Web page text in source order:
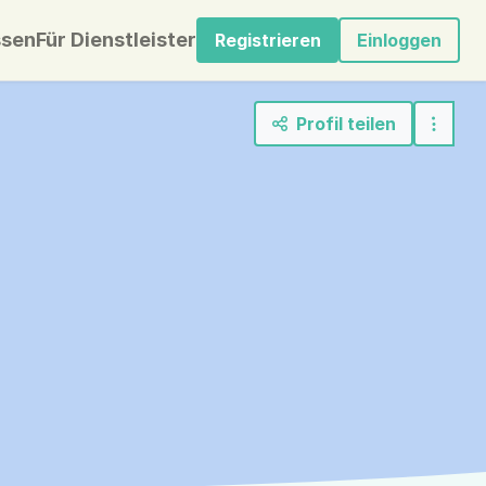
Für Dienstleister Registrieren Einloggen
Profil teilen